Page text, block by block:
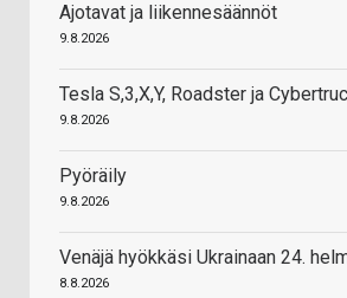
Ajotavat ja liikennesäännöt
9.8.2026
Tesla S,3,X,Y, Roadster ja
9.8.2026
Pyöräily
9.8.2026
Venäjä hyökkäsi Ukrainaan 24.
8.8.2026